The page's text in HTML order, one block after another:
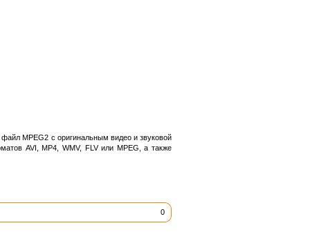
MPEG2 с оригинальным видео и звуковой
AVI, MP4, WMV, FLV или MPEG, а также
0